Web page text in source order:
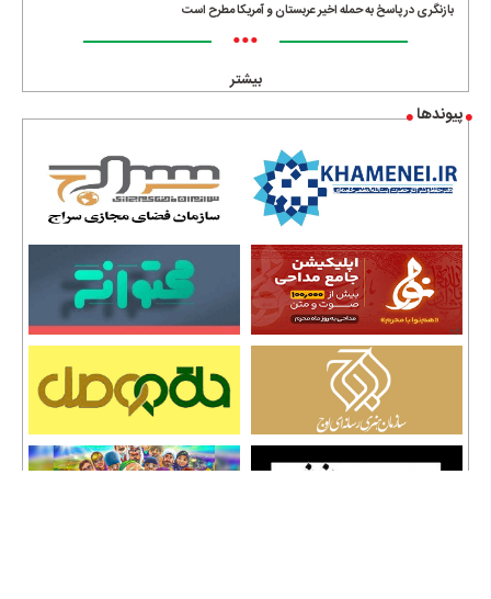
بازنگری در پاسخ به حمله اخیر عربستان و آمریکا مطرح است
•••
بیشتر
پیوندها